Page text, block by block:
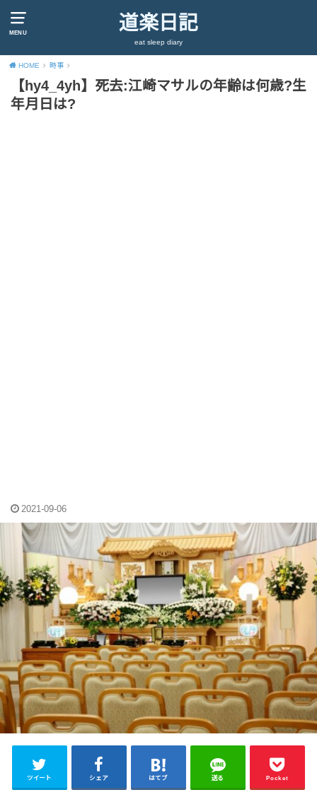
MENU 道楽日記
eat sleep diary
HOME 時事
【hy4_4yh】死去:江崎マサルの年齢は何歳?生
年月日は?
2021-09-06
ツイート シェア はてブ 送る Pocket